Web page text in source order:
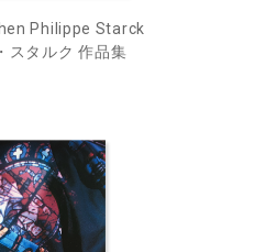
Philippe Starck
スタルク 作品集